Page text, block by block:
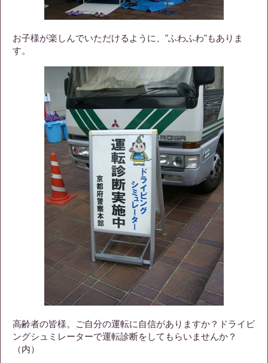
お子様が楽しんでいただけるように、"ふわふわ"もありま
す。
高齢者の皆様。ご自分の運転に自信がありますか？ドライビ
ングシュミレーターで運転診断をしてもらいませんか？
（内）